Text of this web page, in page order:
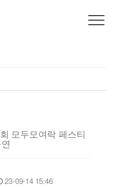
모두모여락 페스티
23-09-14 15:46